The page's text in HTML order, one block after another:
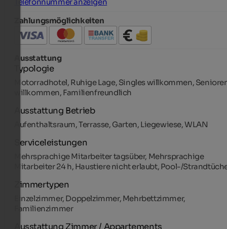
Telefonnummer anzeigen
Zahlungsmöglichkeiten
Ausstattung
Typologie
Motorradhotel, Ruhige Lage, Singles willkommen,
willkommen, Familienfreundlich
Ausstattung Betrieb
Aufenthaltsraum, Terrasse, Garten, Liegewiese, WLAN
Serviceleistungen
Mehrsprachige Mitarbeiter tagsüber, Mehrsprachige
Mitarbeiter 24 h, Haustiere nicht erlaubt, Pool-/
Zimmertypen
Einzelzimmer, Doppelzimmer, Mehrbettzimmer,
Familienzimmer